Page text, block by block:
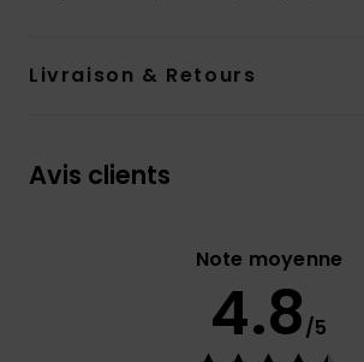
Livraison & Retours
Avis clients
Note moyenne
4.8/5